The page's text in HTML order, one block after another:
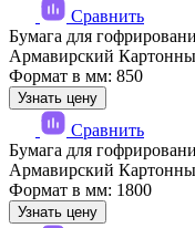
Сравнить
Бумага для
Армавирский
Формат в мм: 850
Узнать цену
Сравнить
Бумага для
Армавирский
Формат в мм: 1800
Узнать цену